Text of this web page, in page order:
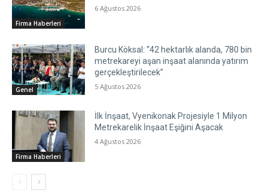
Firma Haberleri
6 Ağustos 2026
Genel
Burcu Köksal: “42 hektarlık alanda, 780 bin
metrekareyi aşan inşaat alanında yatırım
gerçekleştirilecek”
5 Ağustos 2026
Firma Haberleri
İlk İnşaat, Vyenikonak Projesiyle 1 Milyon
Metrekarelik İnşaat Eşiğini Aşacak
4 Ağustos 2026